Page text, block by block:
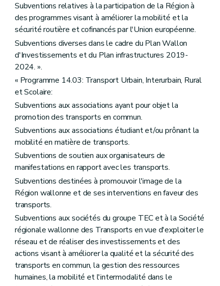
Subventions relatives à la participation de la Région à
des programmes visant à améliorer la mobilité et la
sécurité routière et cofinancés par l'Union européenne.
Subventions diverses dans le cadre du Plan Wallon
d'Investissements et du Plan infrastructures 2019-
2024. ».
« Programme 14.03: Transport Urbain, Interurbain, Rural
et Scolaire:
Subventions aux associations ayant pour objet la
promotion des transports en commun.
Subventions aux associations étudiant et/ou prônant la
mobilité en matière de transports.
Subventions de soutien aux organisateurs de
manifestations en rapport avec les transports.
Subventions destinées à promouvoir l'image de la
Région wallonne et de ses interventions en faveur des
transports.
Subventions aux sociétés du groupe TEC et à la Société
régionale wallonne des Transports en vue d'exploiter le
réseau et de réaliser des investissements et des
actions visant à améliorer la qualité et la sécurité des
transports en commun, la gestion des ressources
humaines, la mobilité et l'intermodalité dans le